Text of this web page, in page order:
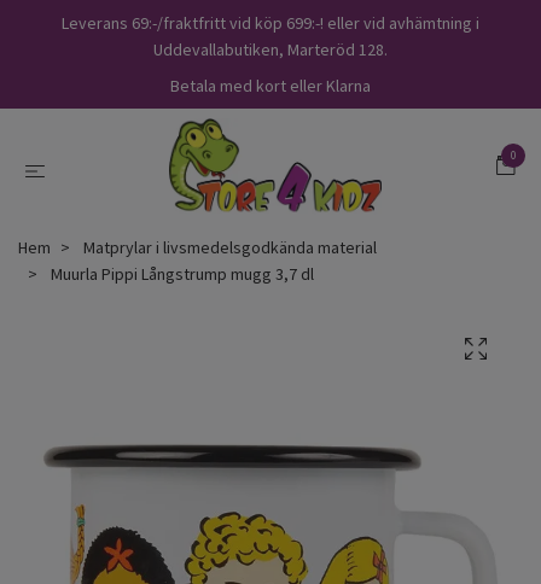
Leverans 69:-/fraktfritt vid köp 699:-! eller vid avhämtning i
Uddevallabutiken, Marteröd 128.
Betala med kort eller Klarna
0
Hem
Matprylar i livsmedelsgodkända material
Muurla Pippi Långstrump mugg 3,7 dl